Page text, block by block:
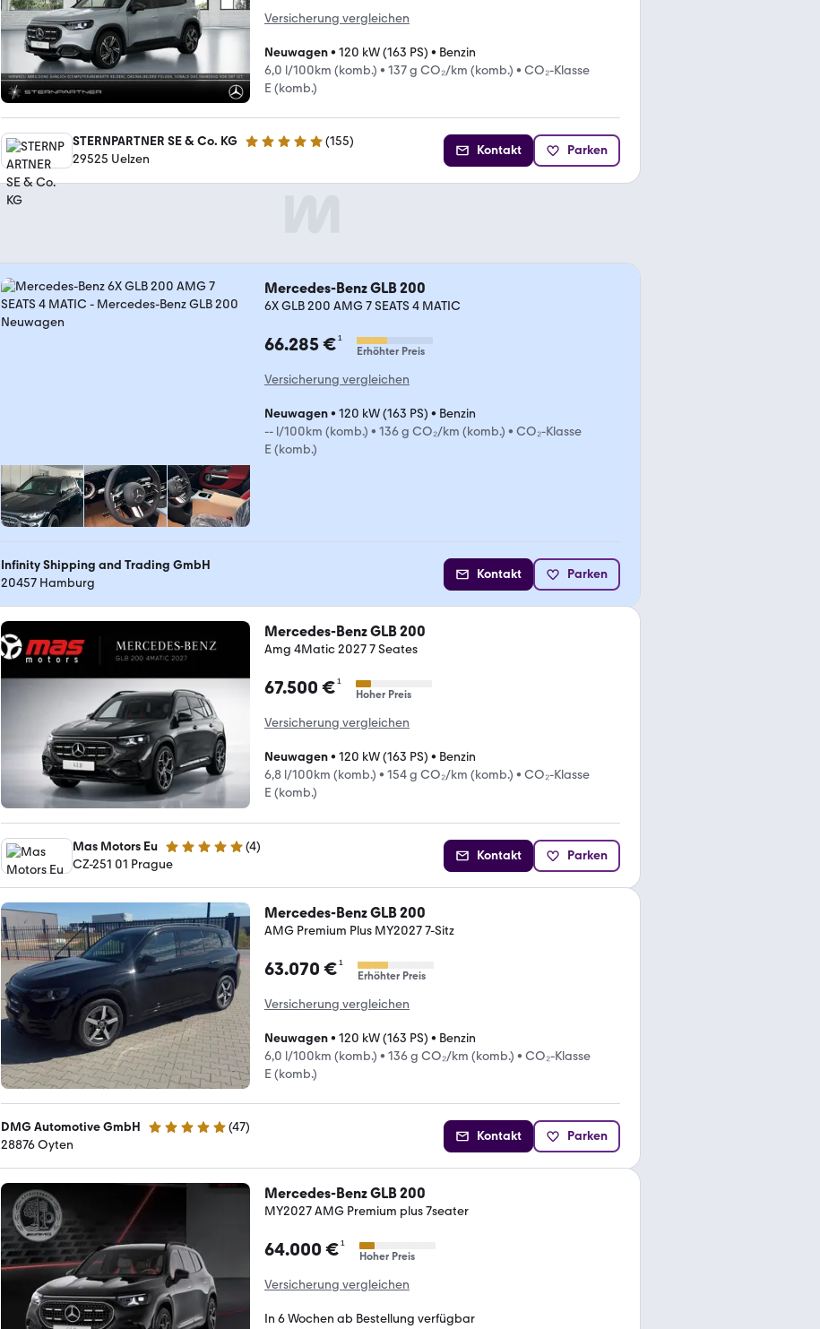
Versicherung vergleichen
Neuwagen• 120 kW (163 PS) • Benzin
6,0 l/100km (komb.) • 137 g CO₂/km (komb.) • CO₂-Klasse
E (komb.)
STERNPARTNER SE & Co. KG 4.9 Sterne (155)
29525 Uelzen
Kontakt Parken
Mercedes-Benz GLB 200
6X GLB 200 AMG 7 SEATS 4 MATIC
66.285 €¹
Erhöhter Preis
Versicherung vergleichen
Neuwagen• 120 kW (163 PS) • Benzin
-- l/100km (komb.) • 136 g CO₂/km (komb.) • CO₂-Klasse
E (komb.)
Infinity Shipping and Trading GmbH
20457 Hamburg
Kontakt Parken
Mercedes-Benz GLB 200
Amg 4Matic 2027 7 Seates
67.500 €¹
Hoher Preis
Versicherung vergleichen
Neuwagen• 120 kW (163 PS) • Benzin
6,8 l/100km (komb.) • 154 g CO₂/km (komb.) • CO₂-Klasse
E (komb.)
Mas Motors Eu 5 Sterne (4)
CZ-251 01 Prague
Kontakt Parken
Mercedes-Benz GLB 200
AMG Premium Plus MY2027 7-Sitz
63.070 €¹
Erhöhter Preis
Versicherung vergleichen
Neuwagen• 120 kW (163 PS) • Benzin
6,0 l/100km (komb.) • 136 g CO₂/km (komb.) • CO₂-Klasse
E (komb.)
DMG Automotive GmbH 5 Sterne (47)
28876 Oyten
Kontakt Parken
Mercedes-Benz GLB 200
MY2027 AMG Premium plus 7seater
64.000 €¹
Hoher Preis
Versicherung vergleichen
In 6 Wochen ab Bestellung verfügbar